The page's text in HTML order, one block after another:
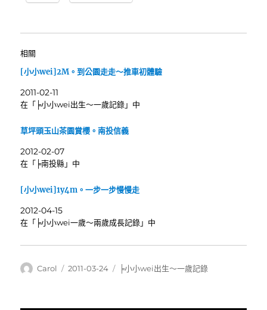
相關
[小小wei]2M。到公園走走～推車初體驗
2011-02-11
在「╞小小wei出生～一歲記錄」中
草坪頭玉山茶園賞櫻。南投信義
2012-02-07
在「╞南投縣」中
[小小wei]1y4m。一步一步慢慢走
2012-04-15
在「╞小小wei一歲～兩歲成長記錄」中
作
Carol
發
2011-03-24
分
╞小小wei出生～一歲記錄